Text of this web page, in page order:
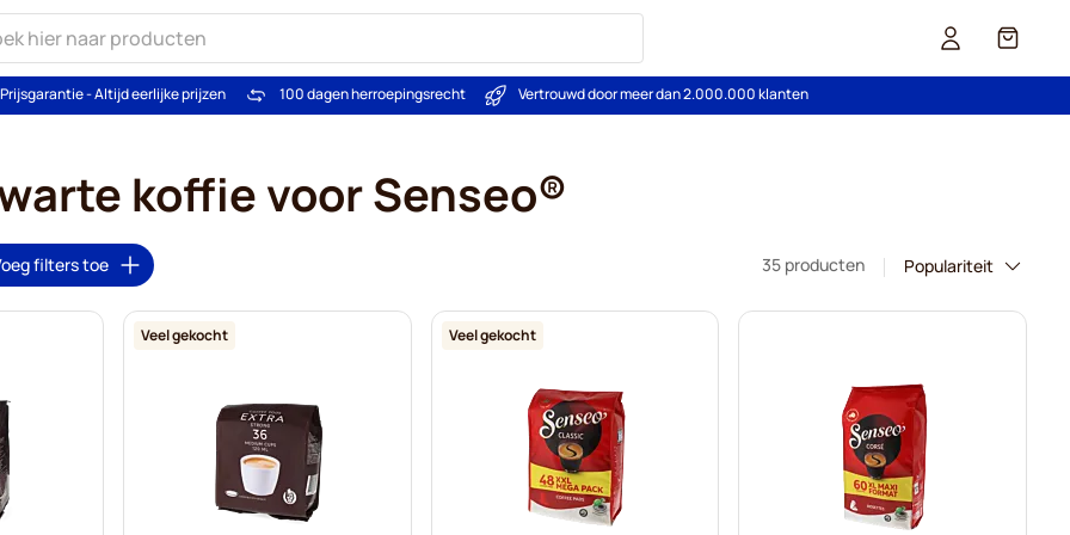
Cart
Prijsgarantie - Altijd eerlijke prijzen 100 dagen herroepingsrecht Vertrouwd door meer dan 2.000.000 klanten
koffie voor Senseo®
filters toe 35 producten
Veel gekocht Veel gekocht